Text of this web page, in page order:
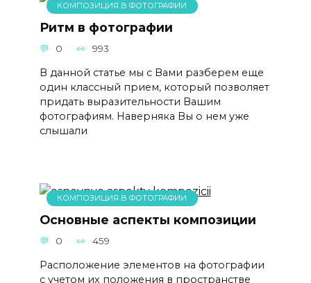
КОМПОЗИЦИЯ В ФОТОГРАФИИ
Ритм в фотографии
0 993
В данной статье мы с Вами разберем еще
один классный прием, который позволяет
придать выразительности Вашим
фотографиям. Наверняка Вы о нем уже
слышали
КОМПОЗИЦИЯ В ФОТОГРАФИИ
Основные аспекты композиции
0 459
Расположение элементов на фотографии
с учетом их положения в пространстве